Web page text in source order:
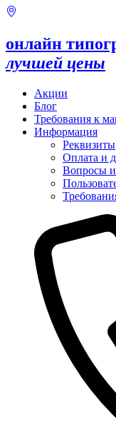
онлайн
лучшей цены
Акции
Блог
Требования к
Информация
Реквизиты
Оплата и
Вопросы